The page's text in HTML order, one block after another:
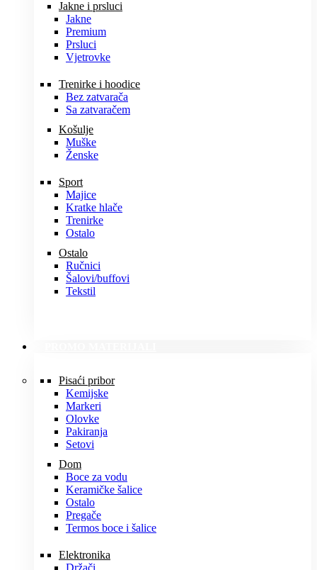
Jakne i prsluci
Jakne
Premium
Prsluci
Vjetrovke
Trenirke i hoodice
Bez zatvarača
Sa zatvaračem
Košulje
Muške
Ženske
Sport
Majice
Kratke hlače
Trenirke
Ostalo
Ostalo
Ručnici
Šalovi/buffovi
Tekstil
Pisaći pribor
Kemijske
Markeri
Olovke
Pakiranja
Setovi
Dom
Boce za vodu
Keramičke šalice
Ostalo
Pregače
Termos boce i šalice
Elektronika
Držači